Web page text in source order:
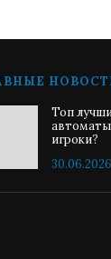
Топ
игроки?